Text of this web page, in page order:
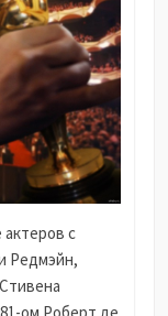
с
Редмэйн,